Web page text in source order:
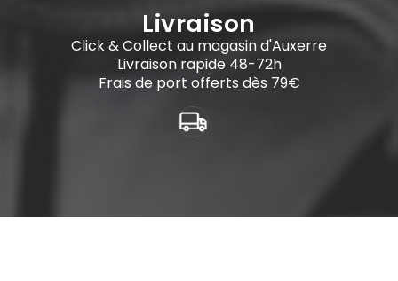
Livraison
Click & Collect au magasin d'Auxerre
Livraison rapide 48-72h
Frais de port offerts dès 79€